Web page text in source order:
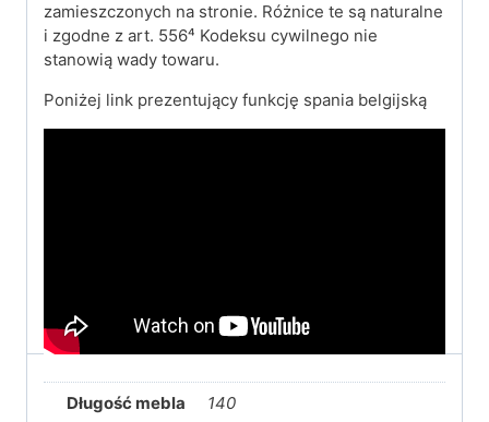
zamieszczonych na stronie. Różnice te są naturalne
i zgodne z art. 556⁴ Kodeksu cywilnego nie
stanowią wady towaru.
Poniżej link prezentujący funkcję spania belgijską
Długość mebla 140